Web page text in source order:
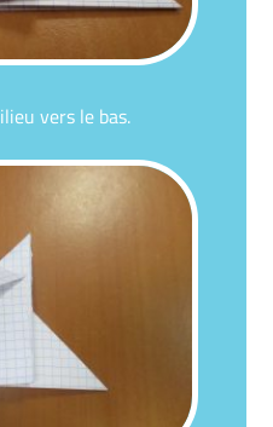
vers le bas.